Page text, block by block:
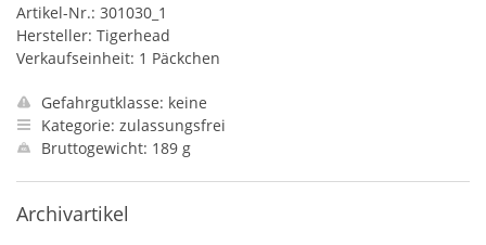
Artikel-Nr.: 301030_1
Hersteller: Tigerhead
Verkaufseinheit: 1 Päckchen
Gefahrgutklasse: keine
Kategorie: zulassungsfrei
Bruttogewicht: 189 g
Archivartikel